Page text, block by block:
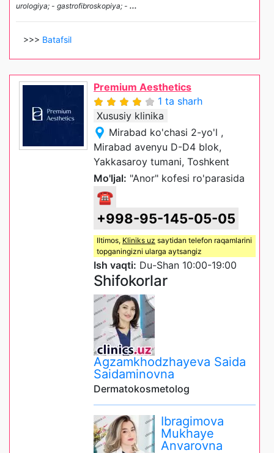
urologiya; - gastrofibroskopiya; - ...
>>> Batafsil
Premium Aesthetics
1 ta sharh
Xususiy klinika
Mirabad ko'chasi 2-yo'l ,
Mirabad avenyu D-D4 blok,
Yakkasaroy tumani, Toshkent
Mo'ljal: "Anor" kofesi ro'parasida
☎
+998-95-145-05-05
Iltimos, Kliniks uz saytidan telefon raqamlarini
topganingizni ularga aytsangiz
Ish vaqti: Du-Shan 10:00-19:00
Shifokorlar
Agzamkhodzhayeva Saida
Saidaminovna
Dermatokosmetolog
Ibragimova
Mukhaye
Anvarovna